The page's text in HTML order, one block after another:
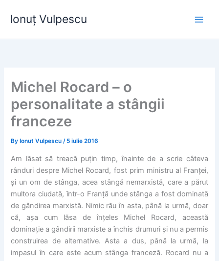
Ionuț Vulpescu
Michel Rocard – o
personalitate a stângii
franceze
By Ionut Vulpescu/ 5 iulie 2016
Am lăsat să treacă puțin timp, înainte de a scrie câteva
rânduri despre Michel Rocard, fost prim ministru al Franței,
și un om de stânga, acea stângă nemarxistă, care a părut
multora ciudată, într-o Franță unde stânga a fost dominată
de gândirea marxistă. Nimic rău în asta, până la urmă, doar
că, așa cum lăsa de înțeles Michel Rocard, această
dominație a gândirii marxiste a închis drumuri și nu a permis
construirea de alternative. Asta a dus, până la urmă, la
impasul în care este acum stânga franceză. Rocard nu a